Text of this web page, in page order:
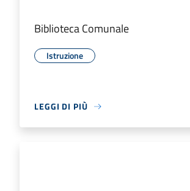
Biblioteca Comunale
Istruzione
LEGGI DI PIÙ